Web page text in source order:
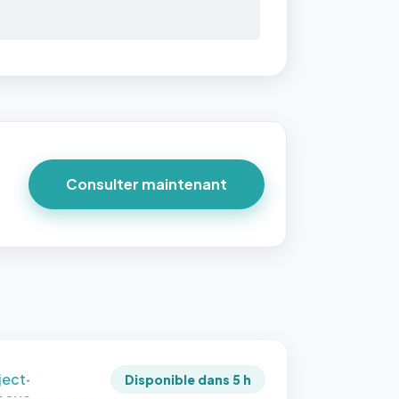
Consulter maintenant
par
1:1
Disponible dans 5 h